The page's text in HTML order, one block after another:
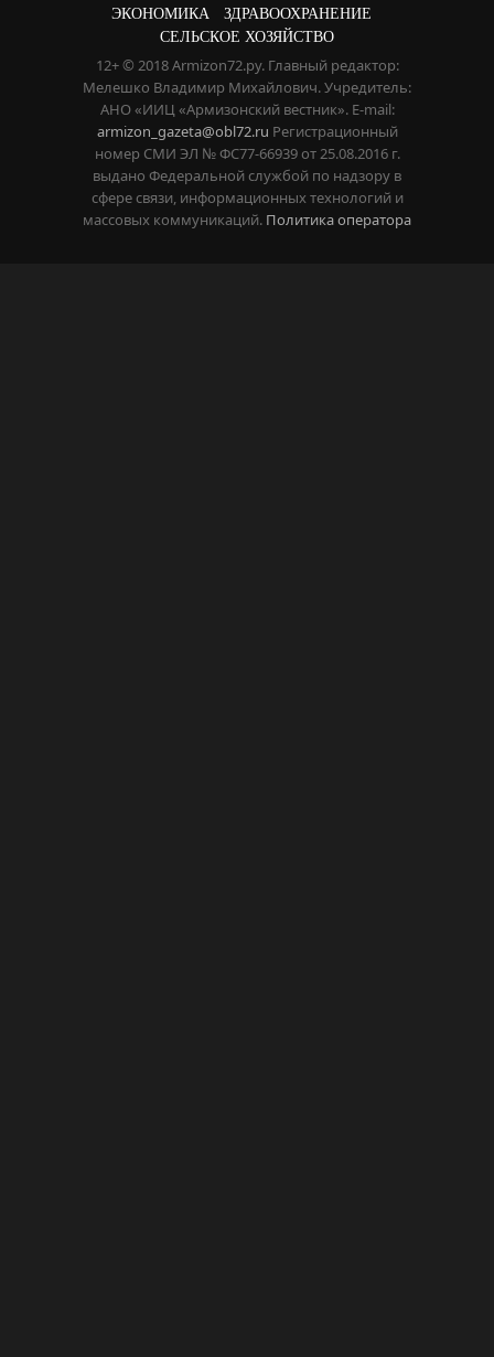
ЭКОНОМИКА
ЗДРАВООХРАНЕНИЕ
СЕЛЬСКОЕ ХОЗЯЙСТВО
12+ © 2018 Armizon72.ру. Главный редактор:
Мелешко Владимир Михайлович. Учредитель:
АНО «ИИЦ «Армизонский вестник». E-mail:
armizon_gazeta@obl72.ru Регистрационный
номер СМИ ЭЛ № ФС77-66939 от 25.08.2016 г.
выдано Федеральной службой по надзору в
сфере связи, информационных технологий и
массовых коммуникаций. Политика оператора